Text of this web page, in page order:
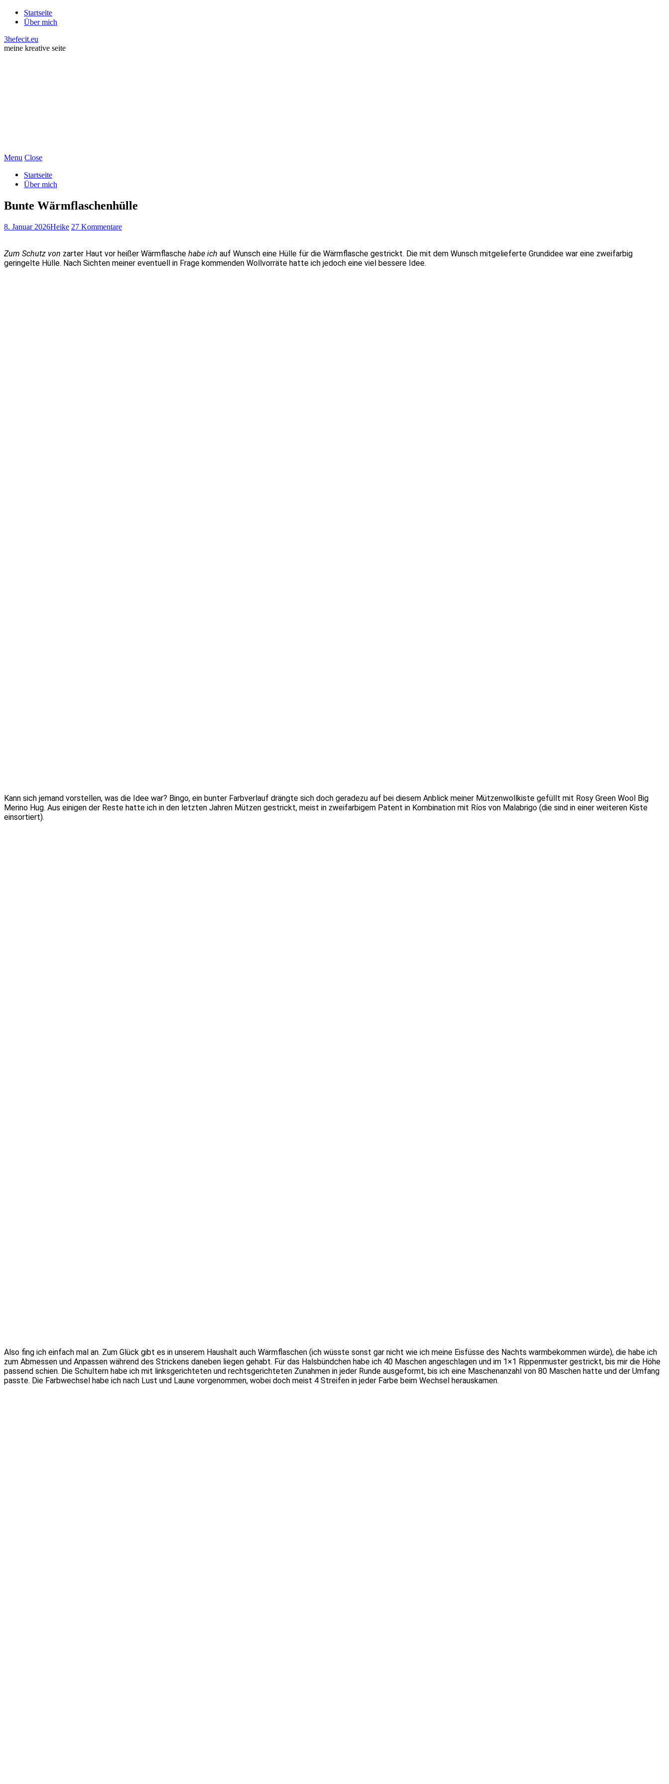
Startseite
Über mich
3hefecit.eu
meine kreative seite
Menu Close
Startseite
Über mich
Bunte Wärmflaschenhülle
8. Januar 2026Heike 27 Kommentare
Zum Schutz von zarter Haut vor heißer Wärmflasche habe ich auf Wunsch eine Hülle für die Wärmflasche gestrickt. Die mit dem Wunsch mitgelieferte Grundidee war eine zweifarbig
geringelte Hülle. Nach Sichten meiner eventuell in Frage kommenden Wollvorräte hatte ich jedoch eine viel bessere Idee.
Kann sich jemand vorstellen, was die Idee war? Bingo, ein bunter Farbverlauf drängte sich doch geradezu auf bei diesem Anblick meiner Mützenwollkiste gefüllt mit Rosy Green Wool Big
Merino Hug. Aus einigen der Reste hatte ich in den letzten Jahren Mützen gestrickt, meist in zweifarbigem Patent in Kombination mit Ríos von Malabrigo (die sind in einer weiteren Kiste
einsortiert).
Also fing ich einfach mal an. Zum Glück gibt es in unserem Haushalt auch Wärmflaschen (ich wüsste sonst gar nicht wie ich meine Eisfüsse des Nachts warmbekommen würde), die habe ich
zum Abmessen und Anpassen während des Strickens daneben liegen gehabt. Für das Halsbündchen habe ich 40 Maschen angeschlagen und im 1×1 Rippenmuster gestrickt, bis mir die Höhe
passend schien. Die Schultern habe ich mit linksgerichteten und rechtsgerichteten Zunahmen in jeder Runde ausgeformt, bis ich eine Maschenanzahl von 80 Maschen hatte und der Umfang
passte. Die Farbwechsel habe ich nach Lust und Laune vorgenommen, wobei doch meist 4 Streifen in jeder Farbe beim Wechsel herauskamen.